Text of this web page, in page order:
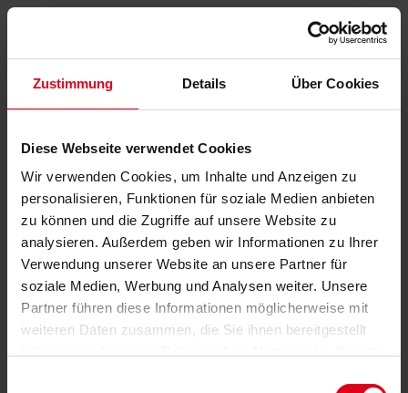
Zustimmung Details Über Cookies
Diese Webseite verwendet Cookies
Wir verwenden Cookies, um Inhalte und Anzeigen zu
personalisieren, Funktionen für soziale Medien anbieten
zu können und die Zugriffe auf unsere Website zu
analysieren. Außerdem geben wir Informationen zu Ihrer
Verwendung unserer Website an unsere Partner für
soziale Medien, Werbung und Analysen weiter. Unsere
Partner führen diese Informationen möglicherweise mit
weiteren Daten zusammen, die Sie ihnen bereitgestellt